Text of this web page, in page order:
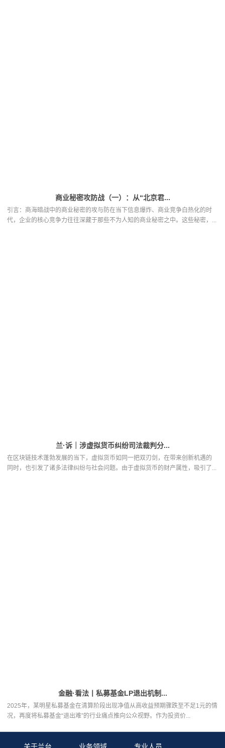
商业秘密攻防战（一）：从“北京君...
引言：商海暗战中的商业秘密的攻与防在当下信息爆炸、商业竞争白热化的时
代，企业的核心竞争力往往深藏于那些不为人知的商业秘密之中。这些秘密，...
兰·诉｜涉虚拟货币纠纷司法裁判分...
在区块链技术蓬勃发展的当下，虚拟货币如同一把双刃剑，在带来创新机遇的
同时，也引发了诸多法律纠纷与社会问题。由于虚拟货币的财产属性，吸引了...
金融·看法丨私募基金LP退出机制...
2025年，某明星私募基金在清算阶段出现净值从高收益预期骤跌至不足1元的情
况，再度将私募基金“退出难”的行业痛点推向公众视野。作为投资价...
关于兰台 业务领域 专业人员